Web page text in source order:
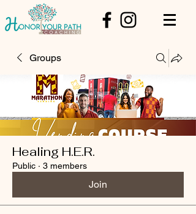
Groups
Healing H.E.R.
Public · 3 members
Join